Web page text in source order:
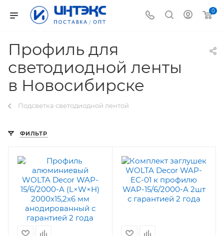
0
Профиль для
светодиодной ленты
в Новосибирске
Подсветка светодиодной лентой
ФИЛЬТР